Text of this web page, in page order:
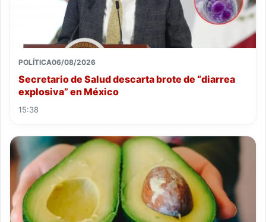
POLÍTICA06/08/2026
Secretario de Salud descarta brote de “diarrea
explosiva” en México
15:38